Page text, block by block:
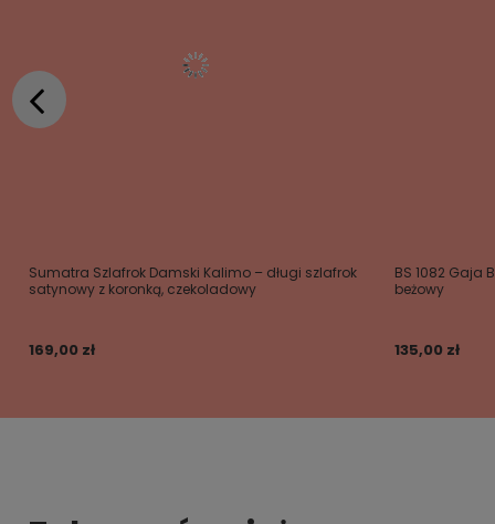
Sumatra Szlafrok Damski Kalimo – długi szlafrok
satynowy z koronką, czekoladowy
169,00 zł
BS 1082 Gaja
beżowy
135,00 zł